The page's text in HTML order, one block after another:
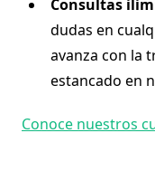
Consultas
dudas en
avanza con la
estancado en
Conoce nuestros